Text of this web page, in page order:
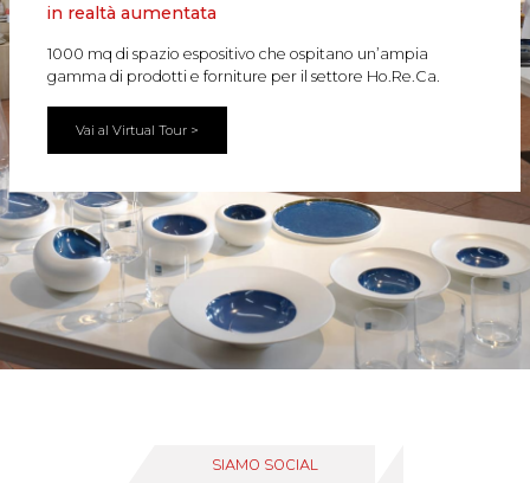
in realtà aumentata
1000 mq di spazio espositivo che ospitano un’ampia
gamma di prodotti e forniture per il settore Ho.Re.Ca.
Vai al Virtual Tour >
SIAMO SOCIAL